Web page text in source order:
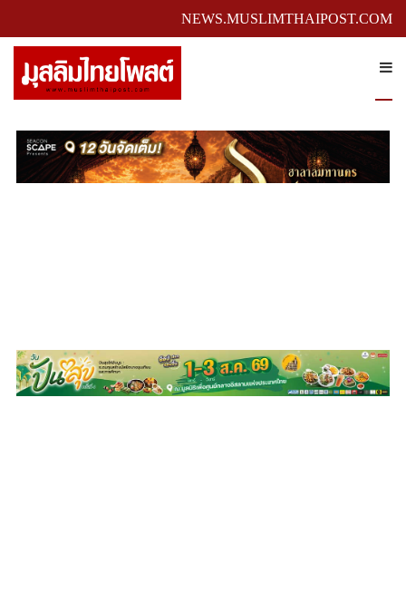
NEWS.MUSLIMTHAIPOST.COM